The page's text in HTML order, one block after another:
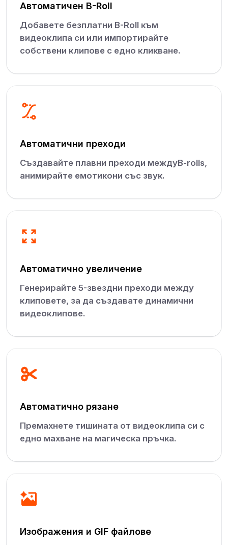
Автоматичен B-Roll
Добавете безплатни B-Roll към
видеоклипа си или импортирайте
собствени клипове с едно кликване.
Автоматични преходи
Създавайте плавни преходи междуB-rolls,
анимирайте емотикони със звук.
Автоматично увеличение
Генерирайте 5-звездни преходи между
клиповете, за да създавате динамични
видеоклипове.
Автоматично рязане
Премахнете тишината от видеоклипа си с
едно махване на магическа пръчка.
Изображения и GIF файлове